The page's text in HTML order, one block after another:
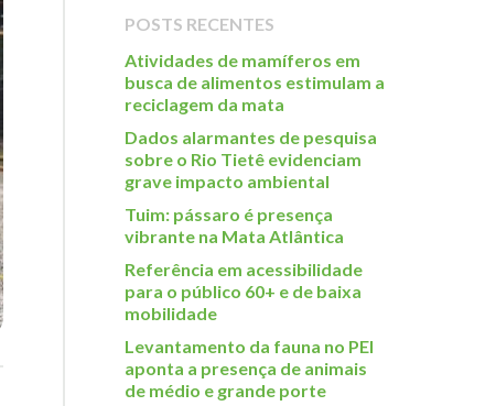
POSTS RECENTES
Atividades de mamíferos em
busca de alimentos estimulam a
reciclagem da mata
Dados alarmantes de pesquisa
sobre o Rio Tietê evidenciam
grave impacto ambiental
Tuim: pássaro é presença
vibrante na Mata Atlântica
Referência em acessibilidade
para o público 60+ e de baixa
mobilidade
Levantamento da fauna no PEI
aponta a presença de animais
de médio e grande porte